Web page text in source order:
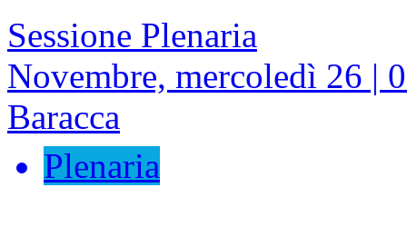
Sessione Plenaria
Novembre, mercoledì 26 |
Baracca
Plenaria